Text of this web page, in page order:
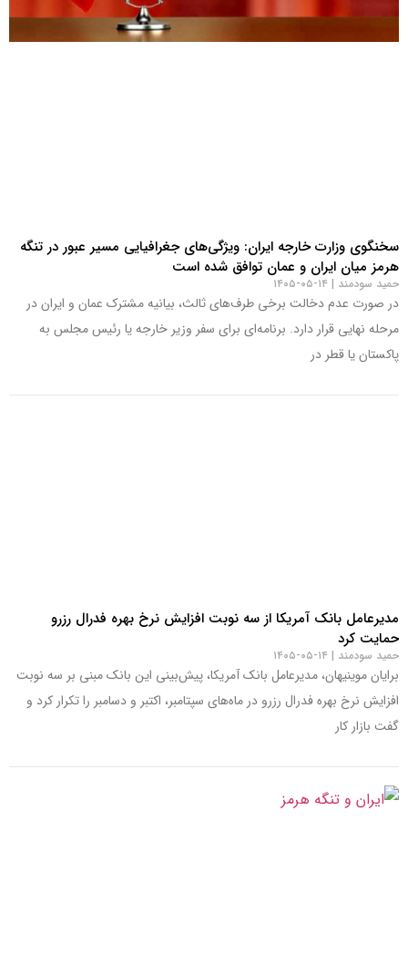
سخنگوی وزارت خارجه ایران: ویژگی‌های جغرافیایی مسیر عبور در تنگه
هرمز میان ایران و عمان توافق شده است
حمید سودمند ۱۴-۰۵-۱۴۰۵
در صورت عدم دخالت برخی طرف‌های ثالث، بیانیه مشترک عمان و ایران در
مرحله نهایی قرار دارد. برنامه‌ای برای سفر وزیر خارجه یا رئیس مجلس به
پاکستان یا قطر در
مدیرعامل بانک آمریکا از سه نوبت افزایش نرخ بهره فدرال رزرو
حمایت کرد
حمید سودمند ۱۴-۰۵-۱۴۰۵
برایان موینیهان، مدیرعامل بانک آمریکا، پیش‌بینی این بانک مبنی بر سه نوبت
افزایش نرخ بهره فدرال رزرو در ماه‌های سپتامبر، اکتبر و دسامبر را تکرار کرد و
گفت بازار کار